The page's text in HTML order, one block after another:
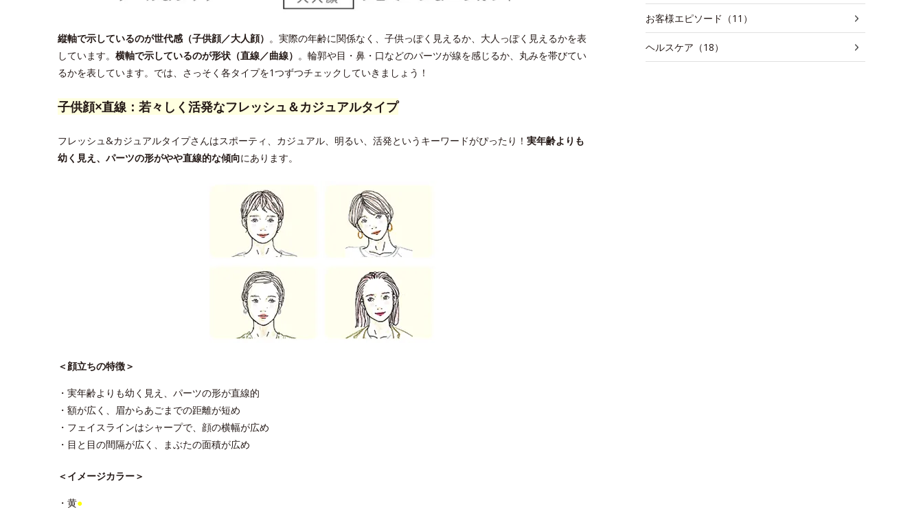
縦軸で示しているのが世代感（子供顔／大人顔） 。実際の年齢に関係なく、子供っぽく見えるか、大人っぽく見えるかを表
しています。 横軸で示しているのが形状（直線／曲線） 。輪郭や目・鼻・口などのパーツが線を感じるか、丸みを帯びてい
るかを表しています。では、さっそく各タイプを1つずつチェックしていきましょう！
子供顔×直線：若々しく活発なフレッシュ＆カジュアルタイプ
フレッシュ&カジュアルタイプさんはスポーティ、カジュアル、明るい、活発というキーワードがぴったり！ 実年齢よりも
幼く見え、パーツの形がやや直線的な傾向にあります。
＜顔立ちの特徴＞
・実年齢よりも幼く見え、パーツの形が直線的
・額が広く、眉からあごまでの距離が短め
・フェイスラインはシャープで、顔の横幅が広め
・目と目の間隔が広く、まぶたの面積が広め
＜イメージカラー＞
・黄●
お客様エピソード（11）
ヘルスケア（18）